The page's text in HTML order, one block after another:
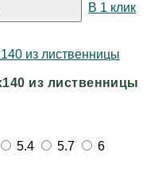
В 1 клик
из лиственницы
5.4 5.7
6